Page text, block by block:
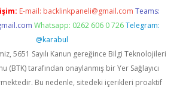
E-mail: backlinkpaneli@gmail.com Teams:
Whatsapp: 0262 606 0 726 Telegram:
@karabul
5651 Sayılı Kanun gereğince Bilgi Teknolojileri
(BTK) tarafından onaylanmış bir Yer Sağlayıcı
Bu nedenle, sitedeki içerikleri proaktif